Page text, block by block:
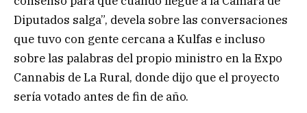
Diputados salga”, devela sobre las conversaciones
que tuvo con gente cercana a Kulfas e incluso
sobre las palabras del propio ministro en la Expo
Cannabis de La Rural, donde dijo que el proyecto
sería votado antes de fin de año.